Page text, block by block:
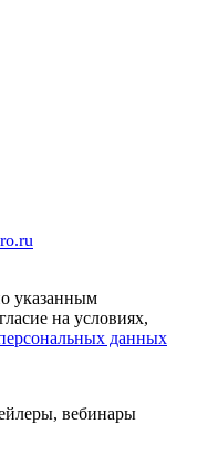
указанным
на условиях,
данных
вебинары